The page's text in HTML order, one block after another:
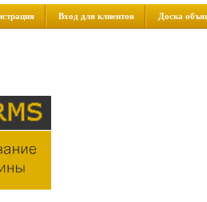
Вход для клиентов Доска